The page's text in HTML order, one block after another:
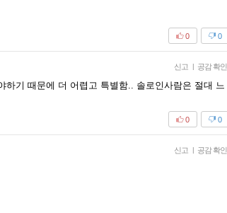
0
0
신고 | 공감 확인
기 때문에 더 어렵고 특별함.. 솔로인사람은 절대 느
0
0
신고 | 공감 확인